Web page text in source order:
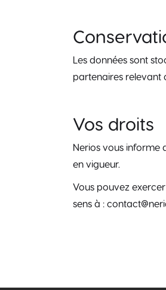
Les données sont
partenaires relevant
Vos droits
Nerios vous informe
en vigueur.
Vous pouvez
sens à :